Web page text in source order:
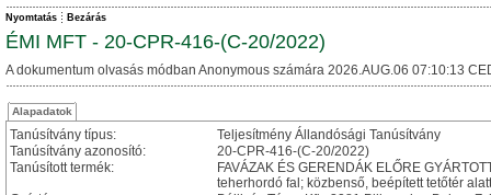
Nyomtatás Bezárás
ÉMI MFT - 20-CPR-416-(C-20/2022)
A dokumentum olvasás módban Anonymous számára 2026.AUG.06 07:10:13
Alapadatok
Tanúsítvány típus:
Teljesítmény Állandósági Tanúsítvány
Tanúsítvány azonosító:
20-CPR-416-(C-20/2022)
Tanúsított termék:
FAVÁZAK ÉS GERENDÁK ELŐRE
teherhordó fal; közbenső, beépített tetőtér